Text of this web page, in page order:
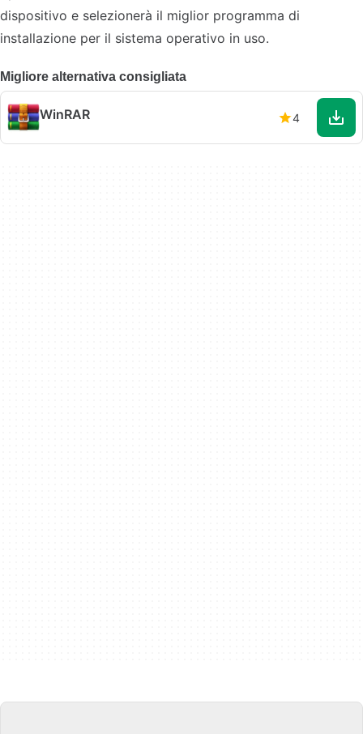
dispositivo e selezionerà il miglior programma di
installazione per il sistema operativo in uso.
Migliore alternativa consigliata
WinRAR 4